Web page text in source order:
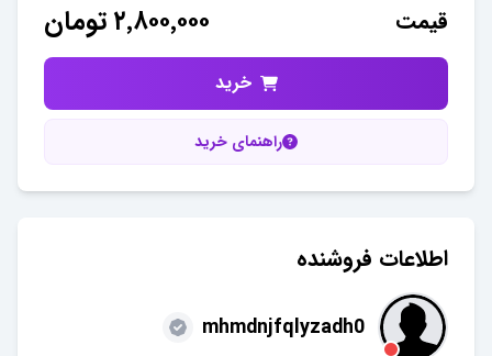
قیمت ۲٬۸۰۰٬۰۰۰تومان
خرید
راهنمای خرید
اطلاعات فروشنده
mhmdnjfqlyzadh0